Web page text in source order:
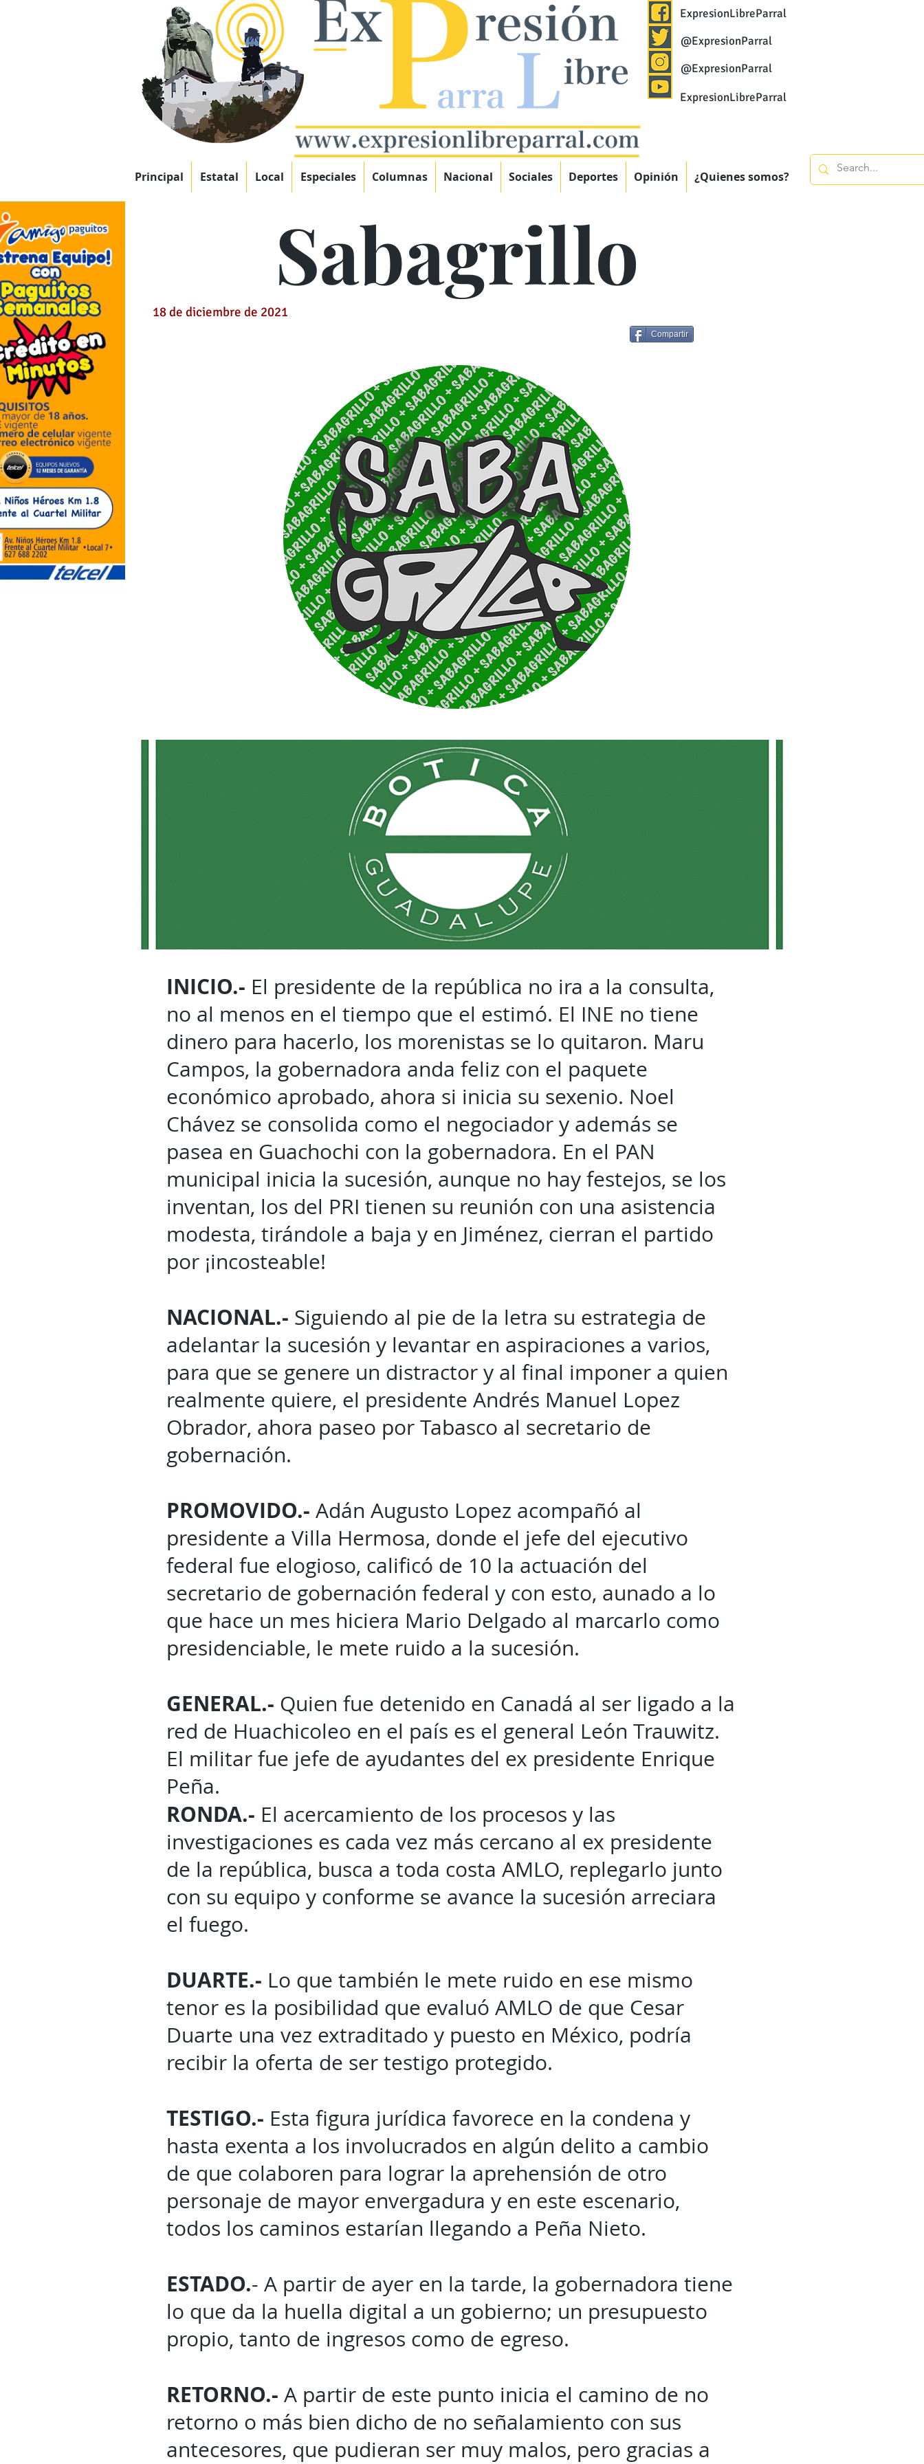
ExpresionLibreParral
@ExpresionParral
@ExpresionParral
ExpresionLibreParral
Principal Estatal Local Especiales Columnas Nacional Sociales Deportes Opinión ¿Quienes somos?
Sabagrillo
18 de diciembre de 2021
Compartir
INICIO.- El presidente de la república no ira a la consulta,
no al menos en el tiempo que el estimó. El INE no tiene
dinero para hacerlo, los morenistas se lo quitaron. Maru
Campos, la gobernadora anda feliz con el paquete
económico aprobado, ahora si inicia su sexenio. Noel
Chávez se consolida como el negociador y además se
pasea en Guachochi con la gobernadora. En el PAN
municipal inicia la sucesión, aunque no hay festejos, se los
inventan, los del PRI tienen su reunión con una asistencia
modesta, tirándole a baja y en Jiménez, cierran el partido
por ¡incosteable!
NACIONAL.- Siguiendo al pie de la letra su estrategia de
adelantar la sucesión y levantar en aspiraciones a varios,
para que se genere un distractor y al final imponer a quien
realmente quiere, el presidente Andrés Manuel Lopez
Obrador, ahora paseo por Tabasco al secretario de
gobernación.
PROMOVIDO.- Adán Augusto Lopez acompañó al
presidente a Villa Hermosa, donde el jefe del ejecutivo
federal fue elogioso, calificó de 10 la actuación del
secretario de gobernación federal y con esto, aunado a lo
que hace un mes hiciera Mario Delgado al marcarlo como
presidenciable, le mete ruido a la sucesión.
GENERAL.- Quien fue detenido en Canadá al ser ligado a la
red de Huachicoleo en el país es el general León Trauwitz.
El militar fue jefe de ayudantes del ex presidente Enrique
Peña.
RONDA.- El acercamiento de los procesos y las
investigaciones es cada vez más cercano al ex presidente
de la república, busca a toda costa AMLO, replegarlo junto
con su equipo y conforme se avance la sucesión arreciara
el fuego.
DUARTE.- Lo que también le mete ruido en ese mismo
tenor es la posibilidad que evaluó AMLO de que Cesar
Duarte una vez extraditado y puesto en México, podría
recibir la oferta de ser testigo protegido.
TESTIGO.- Esta figura jurídica favorece en la condena y
hasta exenta a los involucrados en algún delito a cambio
de que colaboren para lograr la aprehensión de otro
personaje de mayor envergadura y en este escenario,
todos los caminos estarían llegando a Peña Nieto.
ESTADO.- A partir de ayer en la tarde, la gobernadora tiene
lo que da la huella digital a un gobierno; un presupuesto
propio, tanto de ingresos como de egreso.
RETORNO.- A partir de este punto inicia el camino de no
retorno o más bien dicho de no señalamiento con sus
antecesores, que pudieran ser muy malos, pero gracias a